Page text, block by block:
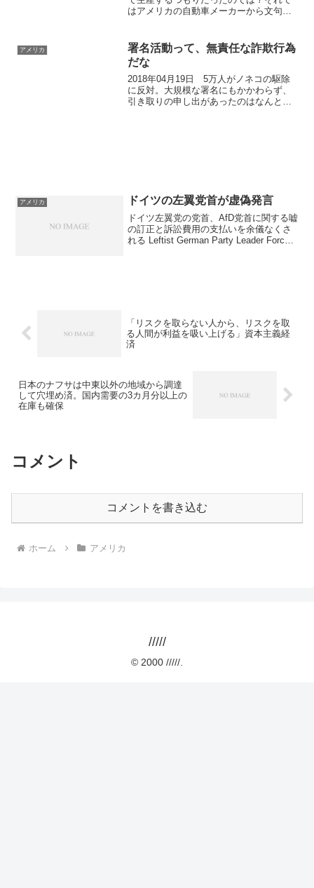
はアメリカの自動車メーカーから文句を
言う。現実的には大きすぎて日本の道路
事情に合わない、燃費...
アメリカ
署名活動って、無責任な詐欺行為
だな
2018年04月19日 5万人がノネコの駆除
に反対。大規模な署名にもかかわらず、
引き取りの申し出があったのはなんとゼ
アメリカ ドイツの左翼党首が虚偽発言
ドイツ左翼党の党首、AfD党首に関する嘘
の訂正と訴訟費用の支払いを余儀なくさ
れる Leftist German Party Leader Forced
「リスクを取らない人から、リスクを取
る人間が利益を吸い上げる」資本主義経
済
日本のナフサは中東以外の地域から調達
して穴埋め済。国内需要の3カ月分以上の
在庫も確保
コメント
コメントを書き込む
ホーム アメリカ
/////
© 2000 /////.